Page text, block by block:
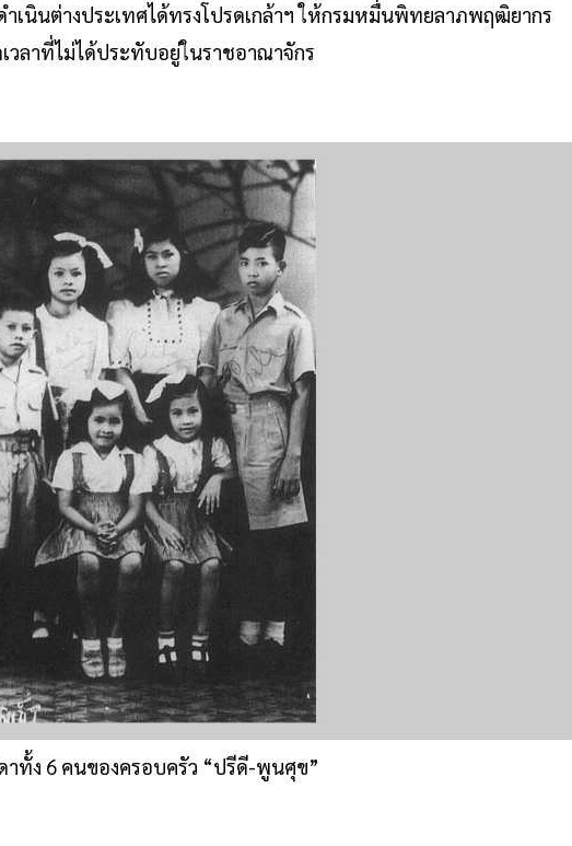
เนินต่างประเทศได้ทรงโปรดเกล้าฯ ให้กรมหมื่นพิทยลาภพฤฒิยากร
วลาที่ไม่ได้ประทับอยู่ในราชอาณาจักร
าทั้ง 6 คนของครอบครัว “ปรีดี-พูนศุข”